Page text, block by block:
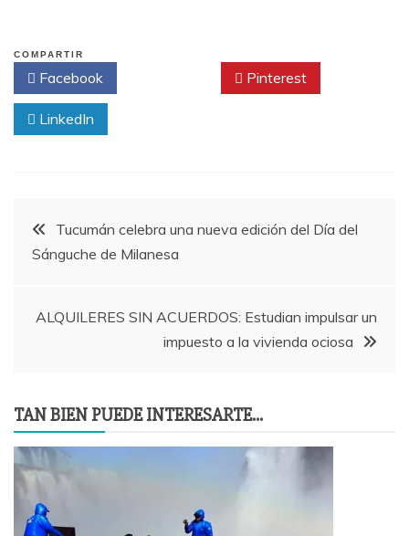
COMPARTIR
Facebook Pinterest
LinkedIn
Navegación
de
entradas
Tucumán celebra una nueva edición del Día del
Sánguche de Milanesa
ALQUILERES SIN ACUERDOS: Estudian impulsar un
impuesto a la vivienda ociosa
TAN BIEN PUEDE INTERESARTE...